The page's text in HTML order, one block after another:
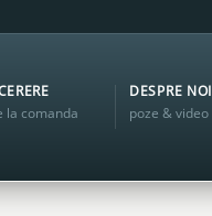
la comanda
DESPRE NOI
poze & video